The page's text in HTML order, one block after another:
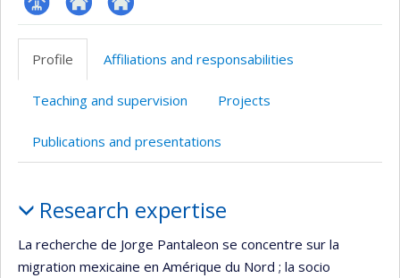
Page
professionnelle
Site
l’unité
recherche
Autre
site
Profile Affiliations and responsabilities
Teaching and supervision Projects
Publications and presentations
Research expertise
La recherche de Jorge Pantaleon se concentre sur la
migration mexicaine en Amérique du Nord ; la socio